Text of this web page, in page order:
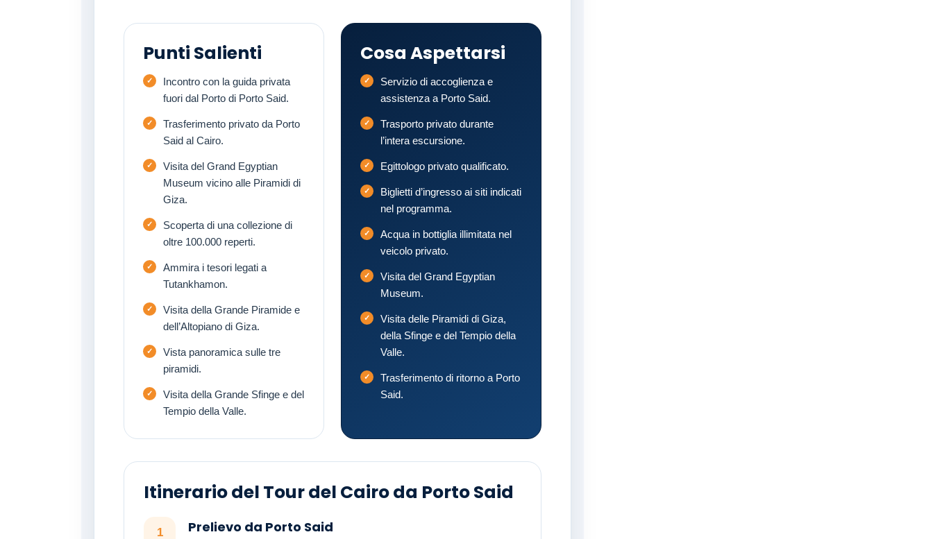
Punti Salienti
Incontro con la guida privata
fuori dal Porto di Porto Said.
Trasferimento privato da Porto
Said al Cairo.
Visita del Grand Egyptian
Museum vicino alle Piramidi di
Giza.
Scoperta di una collezione di
oltre 100.000 reperti.
Ammira i tesori legati a
Tutankhamon.
Visita della Grande Piramide e
dell’Altopiano di Giza.
Vista panoramica sulle tre
piramidi.
Visita della Grande Sfinge e del
Tempio della Valle.
Cosa Aspettarsi
Servizio di accoglienza e
assistenza a Porto Said.
Trasporto privato durante
l’intera escursione.
Egittologo privato qualificato.
Biglietti d’ingresso ai siti indicati
nel programma.
Acqua in bottiglia illimitata nel
veicolo privato.
Visita del Grand Egyptian
Museum.
Visita delle Piramidi di Giza,
della Sfinge e del Tempio della
Valle.
Trasferimento di ritorno a Porto
Said.
Itinerario del Tour del Cairo da Porto Said
1 Prelievo da Porto Said